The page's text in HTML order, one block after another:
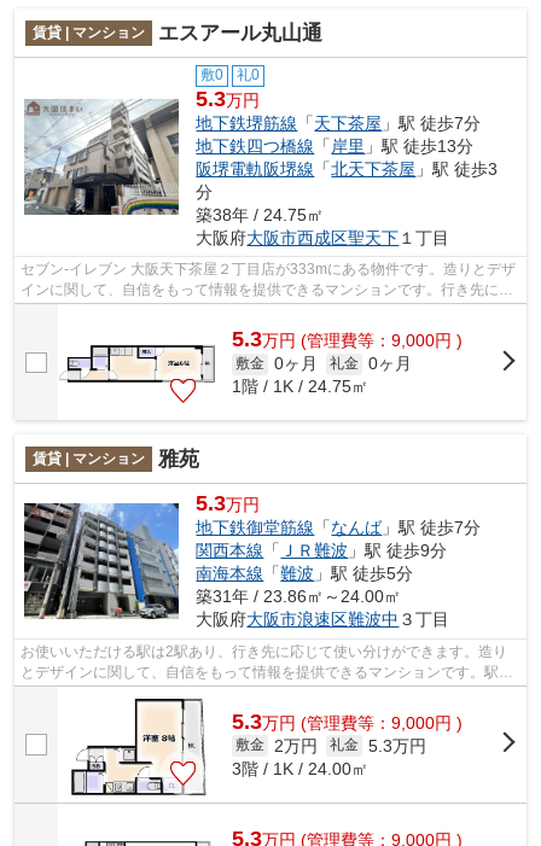
賃貸 | マンション エスアール丸山通
敷0 礼0
5.3万円
地下鉄堺筋線 「天下茶屋 」駅 徒歩7分
地下鉄四つ橋線 「岸里 」駅 徒歩13分
阪堺電軌阪堺線 「北天下茶屋 」駅 徒歩3
分
築38年 / 24.75㎡
大阪府大阪市西成区聖天下 １丁目
セブン‐イレブン 大阪天下茶屋２丁目店が333mにある物件です。造りとデザ
インに関して、自信をもって情報を提供できるマンションです。行き先に応
5.3万円 (管理費等：9,000円 )
敷金 0ヶ月 礼金 0ヶ月
1階 / 1K / 24.75㎡
賃貸 | マンション 雅苑
5.3万円
地下鉄御堂筋線 「なんば」駅 徒歩7分
関西本線 「 ＪＲ難波 」駅 徒歩9分
南海本線 「難波 」駅 徒歩5分
築31年 / 23.86㎡～24.00㎡
大阪府大阪市浪速区難波中 ３丁目
お使いいただける駅は2駅あり、行き先に応じて使い分けができます。造り
とデザインに関して、自信をもって情報を提供できるマンションです。駅ま
5.3万円 (管理費等：9,000円 )
敷金 2万円 礼金 5.3万円
3階 / 1K / 24.00㎡
5.3万円 (管理費等：9,000円 )